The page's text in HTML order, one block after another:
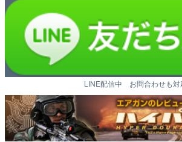
LINE配信中 お問合わせも対